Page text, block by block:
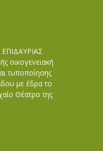
οικογενειακή
τυποποίησης
με έδρα το
Θέατρο της